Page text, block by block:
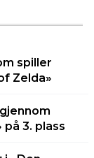
spiller
Zelda»
3. plass